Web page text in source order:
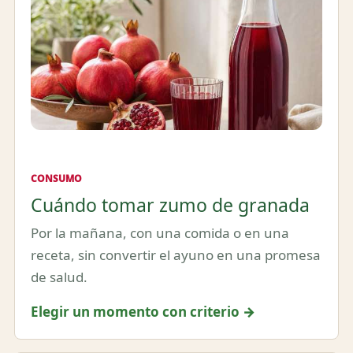
CONSUMO
Cuándo tomar zumo de granada
Por la mañana, con una comida o en una
receta, sin convertir el ayuno en una promesa
de salud.
Elegir un momento con criterio →